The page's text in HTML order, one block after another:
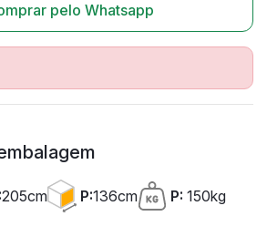
pelo Whatsapp
205cm P:136cm P: 150kg